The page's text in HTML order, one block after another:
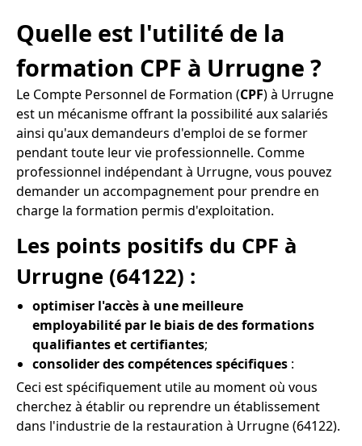
Quelle est l'utilité de la
formation CPF à Urrugne ?
Le Compte Personnel de Formation (CPF) à Urrugne
est un mécanisme offrant la possibilité aux salariés
ainsi qu'aux demandeurs d'emploi de se former
pendant toute leur vie professionnelle. Comme
professionnel indépendant à Urrugne, vous pouvez
demander un accompagnement pour prendre en
charge la formation permis d'exploitation.
Les points positifs du CPF à
Urrugne (64122) :
optimiser l'accès à une meilleure
employabilité par le biais de des formations
qualifiantes et certifiantes;
consolider des compétences spécifiques :
Ceci est spécifiquement utile au moment où vous
cherchez à établir ou reprendre un établissement
dans l'industrie de la restauration à Urrugne (64122).